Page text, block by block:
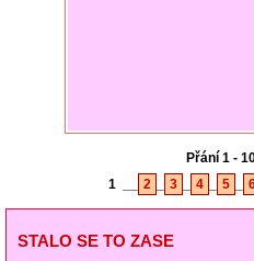
Přání 1 -
1
2 3 4 5
STALO SE TO ZASE